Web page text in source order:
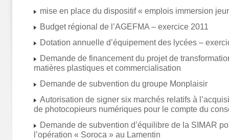
mise en place du dispositif « emplois immersion
Budget régional de l’AGEFMA – exercice 2011
Dotation annuelle d’équipement des lycées –
Demande de financement du projet de
matières plastiques et commercialisation
Demande de subvention du groupe Monplaisir
Autorisation de signer six marchés relatifs à
de photocopieurs numériques pour le compte du
Demande de subvention d’équilibre de la SIMAR
l’opération « Soroca » au Lamentin